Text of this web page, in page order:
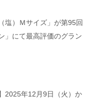
塩）Ｍサイズ」が第95回
」にて最高評価のグラン
2025年12月9日（火）か